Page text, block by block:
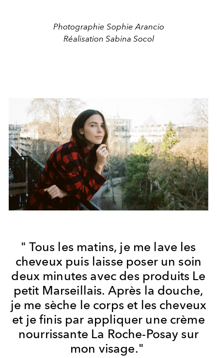
Photographie Sophie Arancio
Réalisation Sabina Socol
" Tous les matins, je me lave les
cheveux puis laisse poser un soin
deux minutes avec des produits Le
petit Marseillais. Après la douche,
je me sèche le corps et les cheveux
et je finis par appliquer une crème
nourrissante La Roche-Posay sur
mon visage."